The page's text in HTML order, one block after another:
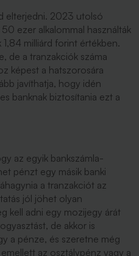
elterjedni. 2023 utolsó
ezer alkalommal használták
milliárd forint értékben.
de a tranzakciók száma
képest a hatszorosára
javíthatja, hogy idén
banknak biztosítania ezt a
az egyik bankszámla-
pénzt egy másik banki
a tranzakciót az
jól jöhet olyan
kell adni egy mozijegy árát
de akkor is
a pénze, és szeretne még
az osztálypénz vagy a